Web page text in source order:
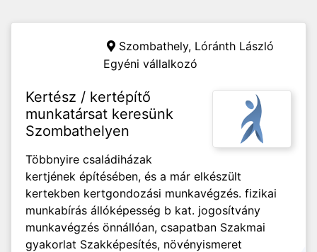
Szombathely, Lóránth László
Egyéni vállalkozó
Kertész / kertépítő
munkatársat keresünk
Szombathelyen
Többnyire családiházak
kertjének építésében, és a már elkészült
kertekben kertgondozási munkavégzés. fizikai
munkabírás állóképesség b kat. jogosítvány
munkavégzés önnállóan, csapatban Szakmai
gyakorlat Szakképesítés, növényismeret